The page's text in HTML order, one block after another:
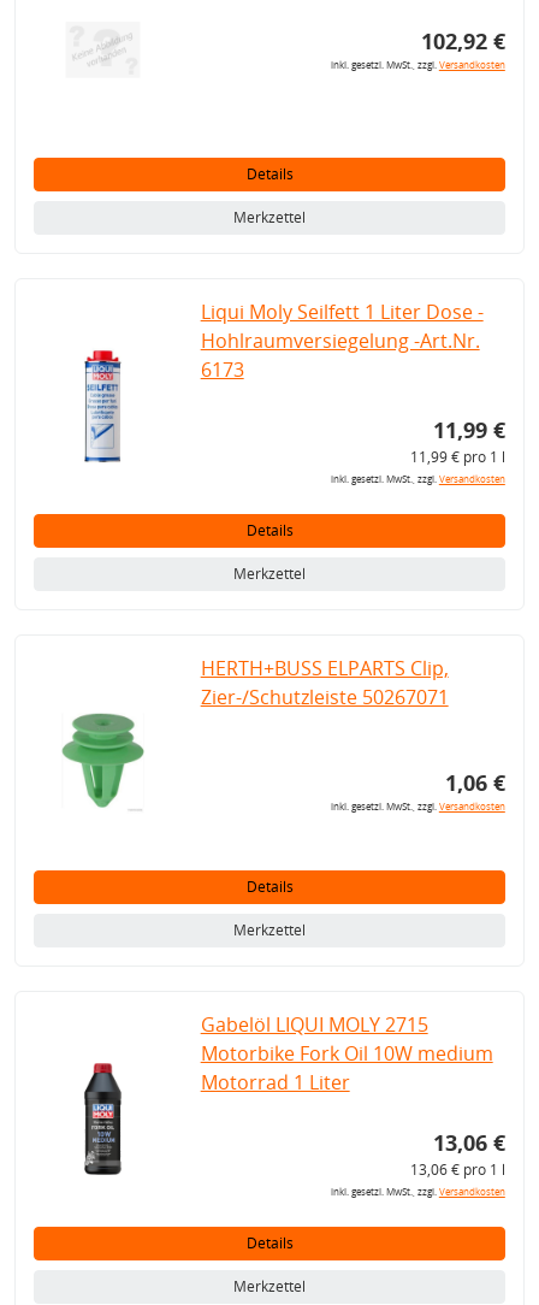
102,92 €
inkl. gesetzl. MwSt., zzgl.Versandkosten
Details
Merkzettel
Liqui Moly Seilfett 1 Liter Dose -
Hohlraumversiegelung -Art.Nr.
6173
11,99 €
11,99 € pro 1 l
inkl. gesetzl. MwSt., zzgl.Versandkosten
Details
Merkzettel
HERTH+BUSS ELPARTS Clip,
Zier-/Schutzleiste 50267071
1,06 €
inkl. gesetzl. MwSt., zzgl.Versandkosten
Details
Merkzettel
Gabelöl LIQUI MOLY 2715
Motorbike Fork Oil 10W medium
Motorrad 1 Liter
13,06 €
13,06 € pro 1 l
inkl. gesetzl. MwSt., zzgl.Versandkosten
Details
Merkzettel